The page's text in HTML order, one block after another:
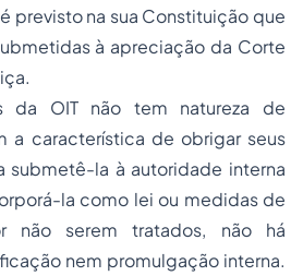
previsto na sua Constituição que
à apreciação da Corte
da OIT não tem natureza de
a característica de obrigar seus
submetê-la à autoridade interna
la como lei ou medidas de
não serem tratados, não há
nem promulgação interna.